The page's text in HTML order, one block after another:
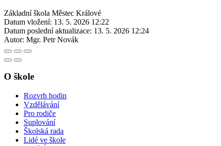
Základní škola Městec Králové
Datum vložení: 13. 5. 2026 12:22
Datum poslední aktualizace: 13. 5. 2026 12:24
Autor: Mgr. Petr Novák
O škole
Rozvrh hodin
Vzdělávání
Pro rodiče
Suplování
Školská rada
Lidé ve škole